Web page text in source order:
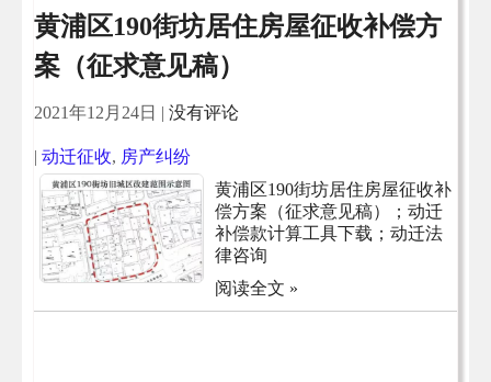
黄浦区190街坊居住房屋征收补偿方
案（征求意见稿）
2021年12月24日 | 没有评论
| 动迁征收, 房产纠纷
黄浦区190街坊居住房屋征收补
偿方案（征求意见稿）；动迁
补偿款计算工具下载；动迁法
律咨询
阅读全文 »